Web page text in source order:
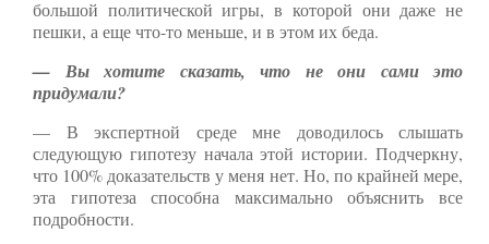
большой политической игры, в которой они даже не
пешки, а еще что-то меньше, и в этом их беда.
— Вы хотите сказать, что не они сами это
придумали?
— В экспертной среде мне доводилось слышать
следующую гипотезу начала этой истории. Подчеркну,
что 100% доказательств у меня нет. Но, по крайней мере,
эта гипотеза способна максимально объяснить все
подробности.